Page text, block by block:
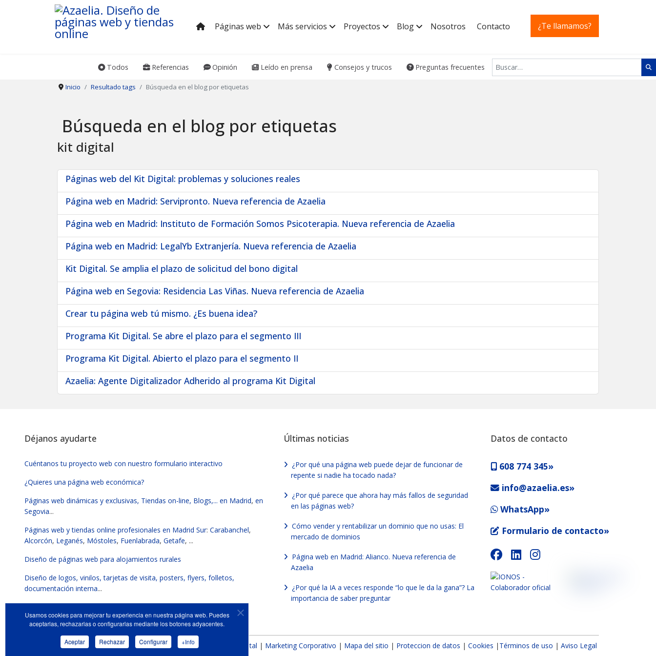
Usamos cookies para mejorar tu experiencia en nuestra página web. Puedes
aceptarlas, rechazarlas o configurarlas mediante los botones adyacentes.
Aceptar Rechazar Configurar +Info
Páginas web Más servicios Proyectos Blog Nosotros Contacto ¿Te llamamos?
Todos Referencias Opinión Leído en prensa Consejos y trucos Preguntas frecuentes Buscar
Inicio Resultado tags Búsqueda en el blog por etiquetas
Búsqueda en el blog por etiquetas
kit digital
Páginas web del Kit Digital: problemas y soluciones reales
Página web en Madrid: Servipronto. Nueva referencia de Azaelia
Página web en Madrid: Instituto de Formación Somos Psicoterapia. Nueva referencia de Azaelia
Página web en Madrid: LegalYb Extranjería. Nueva referencia de Azaelia
Kit Digital. Se amplia el plazo de solicitud del bono digital
Página web en Segovia: Residencia Las Viñas. Nueva referencia de Azaelia
Crear tu página web tú mismo. ¿Es buena idea?
Programa Kit Digital. Se abre el plazo para el segmento III
Programa Kit Digital. Abierto el plazo para el segmento II
Azaelia: Agente Digitalizador Adherido al programa Kit Digital
Déjanos ayudarte
Cuéntanos tu proyecto web con nuestro formulario interactivo
¿Quieres una página web económica?
Páginas web dinámicas y exclusivas, Tiendas on-line, Blogs,... en Madrid, en
Segovia...
Páginas web y tiendas online profesionales en Madrid Sur: Carabanchel,
Alcorcón, Leganés, Móstoles, Fuenlabrada, Getafe, ...
Diseño de páginas web para alojamientos rurales
Diseño de logos, vinilos, tarjetas de visita, posters, flyers, folletos,
documentación interna...
Últimas noticias
¿Por qué una página web puede dejar de funcionar de
repente si nadie ha tocado nada?
¿Por qué parece que ahora hay más fallos de seguridad
en las páginas web?
Cómo vender y rentabilizar un dominio que no usas: El
mercado de dominios
Página web en Madrid: Alianco. Nueva referencia de
Azaelia
¿Por qué la IA a veces responde “lo que le da la gana”? La
importancia de saber preguntar
Datos de contacto
608 774 345»
info@azaelia.es»
WhatsApp»
Formulario de contacto»
©2013-2026.Páginas web y tiendas on-line | Marketing Digital | Marketing Corporativo | Mapa del sitio | Proteccion de datos | Cookies | Términos de uso | Aviso Legal